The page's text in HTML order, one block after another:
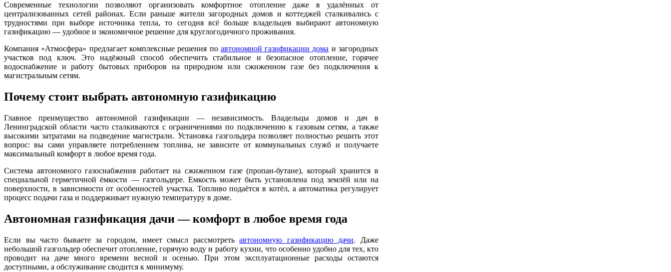
Современные технологии позволяют организовать комфортное отопление даже в удалённых от
централизованных сетей районах. Если раньше жители загородных домов и коттеджей сталкивались с
трудностями при выборе источника тепла, то сегодня всё больше владельцев выбирают автономную
газификацию — удобное и экономичное решение для круглогодичного проживания.
Компания «Атмосфера» предлагает комплексные решения по автономной газификации дома и загородных
участков под ключ. Это надёжный способ обеспечить стабильное и безопасное отопление, горячее
водоснабжение и работу бытовых приборов на природном или сжиженном газе без подключения к
магистральным сетям.
Почему стоит выбрать автономную газификацию
Главное преимущество автономной газификации — независимость. Владельцы домов и дач в
Ленинградской области часто сталкиваются с ограничениями по подключению к газовым сетям, а также
высокими затратами на подведение магистрали. Установка газгольдера позволяет полностью решить этот
вопрос: вы сами управляете потреблением топлива, не зависите от коммунальных служб и получаете
максимальный комфорт в любое время года.
Система автономного газоснабжения работает на сжиженном газе (пропан-бутане), который хранится в
специальной герметичной ёмкости — газгольдере. Емкость может быть установлена под землёй или на
поверхности, в зависимости от особенностей участка. Топливо подаётся в котёл, а автоматика регулирует
процесс подачи газа и поддерживает нужную температуру в доме.
Автономная газификация дачи — комфорт в любое время года
Если вы часто бываете за городом, имеет смысл рассмотретьавтономную газификацию дачи. Даже
небольшой газгольдер обеспечит отопление, горячую воду и работу кухни, что особенно удобно для тех, кто
проводит на даче много времени весной и осенью. При этом эксплуатационные расходы остаются
доступными, а обслуживание сводится к минимуму.